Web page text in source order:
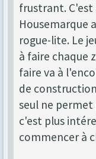
frustrant. C'est
Housemarque
rogue-lite. Le
à faire chaque
faire va à
de
seul ne permet
c'est plus
commencer à